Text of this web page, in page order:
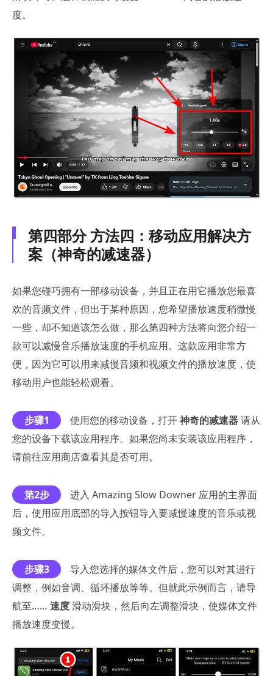
度。
第四部分 方法四：移动应用解决方
案（神奇的减速器）
如果您碰巧拥有一部移动设备，并且正在用它播放您最喜
欢的音频文件，但出于某种原因，您希望播放速度稍微慢
一些，却不知道该怎么做，那么第四种方法将向您介绍一
款可以减慢音乐播放速度的手机应用。这款应用非常方
便，因为它可以用来减慢音频和视频文件的播放速度，使
移动用户也能轻松观看。
步骤1 使用您的移动设备，打开神奇的减速器请从
您的设备下载该应用程序。如果您尚未安装该应用程序，
请前往应用商店查看其是否可用。
第2步
进入 Amazing Slow Downer 应用的主界面
后，使用应用底部的导入按钮导入要减慢速度的音乐或视
频文件。
步骤3
导入您选择的媒体文件后，您可以对其进行
调整，例如音调、循环播放等等。但就此示例而言，请导
航至…… 速度滑动滑块，然后向左调整滑块，使媒体文件
播放速度变慢。